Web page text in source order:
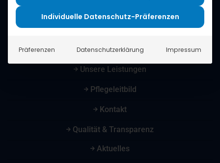
Home
Über uns
Unsere Leistungen
Pflegeleitbild
Kontakt
Qualität & Transparenz
Aktuelles
Individuelle Datenschutz-Präferenzen
Präferenzen Datenschutzerklärung Impressum